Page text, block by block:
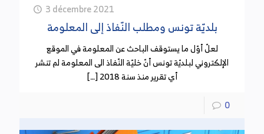
05 سبتمبر 2024 على ضرورة اعتماد نظام جبائي عادل
واعتماد نظام الضريبة التصاعدية وأكد على أن الجباية
العادلة المنصفة من بين المقدمات الأساسية لتحقيق
العدل الاجتماعي. وتطالب الكثير من الأطراف الان في
تونس بمراجعة النظام الجبائي والإجراءات الخاصة به
مما يحقق العدالة الجبائية
3 décembre 2021
بلديّة تونس ومطلب النّفاذ إلى المعلومة
لعلّ أوّل ما يستوقف الباحث عن المعلومة في الموقع
الإلكتروني لبلديّة تونس أنّ خليّة النّفاذ الى المعلومة لم تنشر
أي تقرير منذ سنة 2018 […]
0